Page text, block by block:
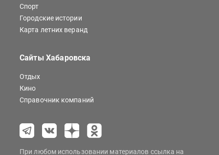
Спорт
Городские истории
Карта летних веранд
Сайты Хабаровска
Отдых
Кино
Справочник компаний
При любом использовании материалов ссылка на